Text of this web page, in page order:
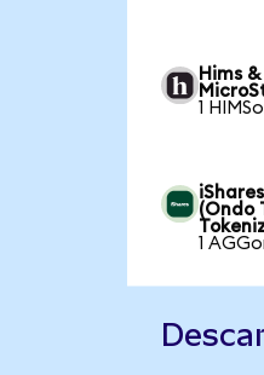
Hims
1
(Ondo
1